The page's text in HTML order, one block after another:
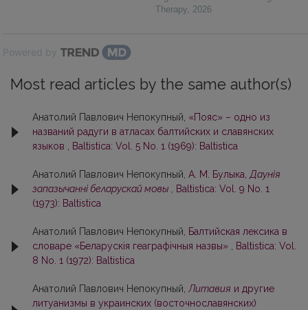
Therapy, 2026
Powered by
Most read articles by the same author(s)
Анатолий Павлович Непокупный, «Пояс» – одно из
названий радуги в атласах балтийских и славянских
языков , Baltistica: Vol. 5 No. 1 (1969): Baltistica
Анатолий Павлович Непокупный, А. М. Булыка, Даунія
запазычанні беларускай мовы , Baltistica: Vol. 9 No. 1
(1973): Baltistica
Анатолий Павлович Непокупный, Балтийская лексика в
словаре «Беларускія геаграфічныя назвы» , Baltistica: Vol.
8 No. 1 (1972): Baltistica
Анатолий Павлович Непокупный, Литавия и другие
литуанизмы в украинских (восточнославянских)